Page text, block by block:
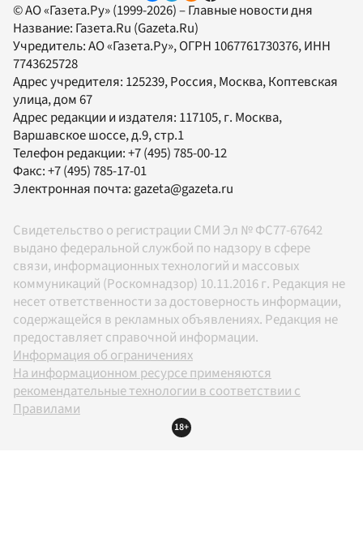
© АО «Газета.Ру» (1999-2026) – Главные новости дня
Название: Газета.Ru (Gazeta.Ru)
Учредитель:АО «Газета.Ру», ОГРН 1067761730376, ИНН
7743625728
Адрес учредителя: 125239, Россия, Москва, Коптевская
улица, дом 67
Адрес редакции и издателя: 117105, г. Москва,
Варшавское шоссе, д.9, стр.1
Телефон редакции:+7 (495) 785-00-12
Факс:+7 (495) 785-17-01
Электронная почта:gazeta@gazeta.ru
Свидетельство о регистрации СМИ Эл № ФС77-67642
выдано федеральной службой по надзору в сфере
связи, информационных технологий и массовых
коммуникаций (Роскомнадзор) 10.11.2016 г. Редакция не
несет ответственности за достоверность информации,
содержащейся в рекламных объявлениях. Редакция не
предоставляет справочной информации.
Информация об ограничениях
На информационном ресурсе применяются
рекомендательные технологии в соответствии с
Правилами
18+